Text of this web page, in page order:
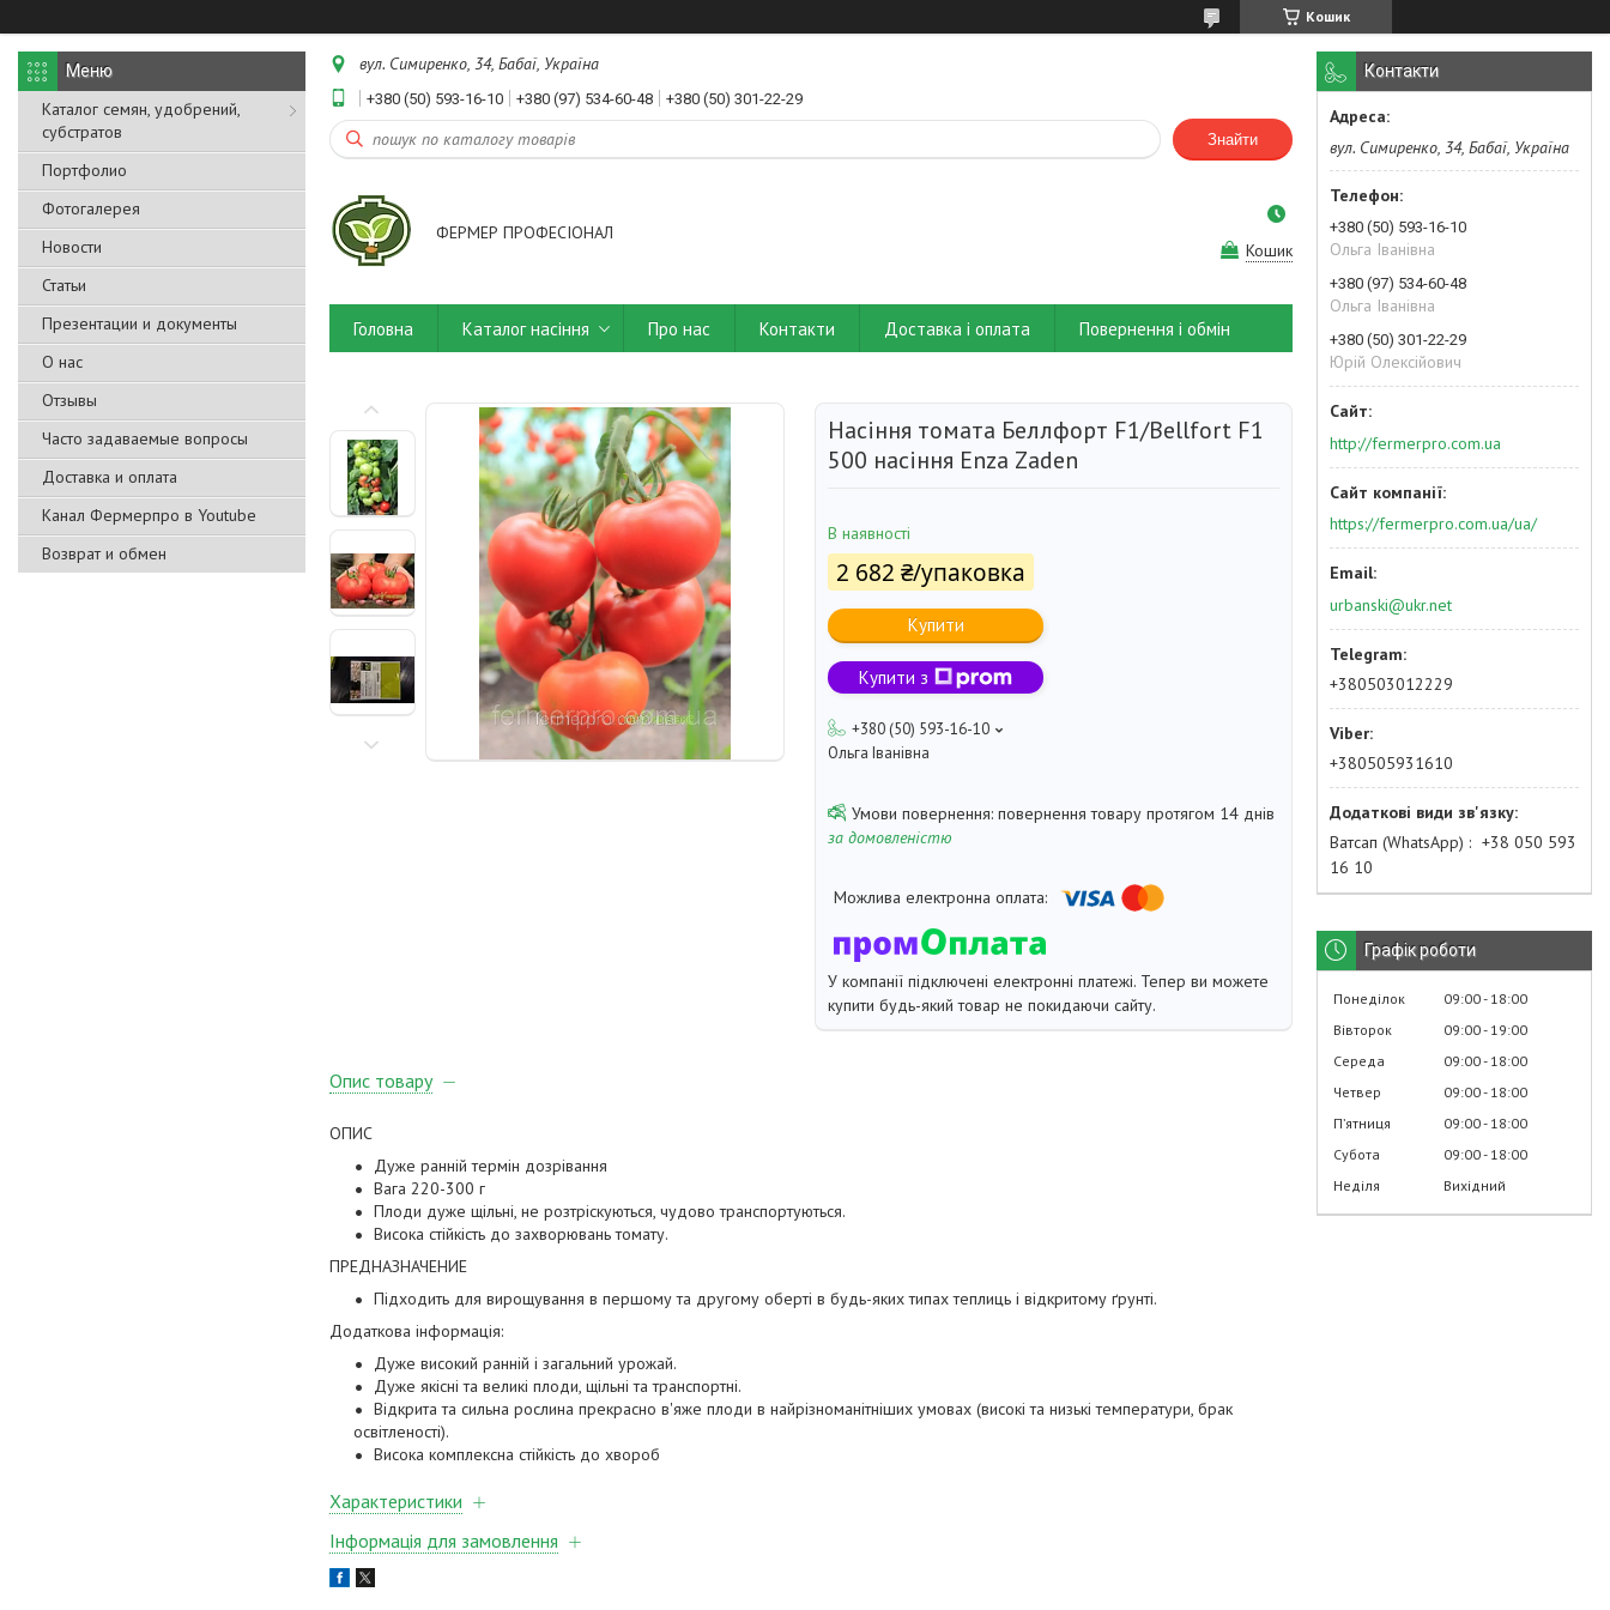
Кошик
Каталог семян, удобрений,
субстратов
Портфолио
Фотогалерея
Новости
Статьи
Презентации и документы
О нас
Отзывы
Часто задаваемые вопросы
Доставка и оплата
Канал Фермерпро в Youtube
Возврат и обмен
вул. Симиренко, 34, Бабаї, Україна
+380 (50) 593-16-10 +380 (97) 534-60-48 +380 (50) 301-22-29
Знайти
ФЕРМЕР ПРОФЕСІОНАЛ
Кошик
Головна Каталог насіння Про нас Контакти Доставка і оплата Повернення і обмін
Насіння томата Беллфорт F1/Bellfort F1
500 насіння Enza Zaden
В наявності
2 682 ₴/упаковка
Купити
Купити з
+380 (50) 593-16-10
Ольга Іванівна
повернення товару протягом 14 днів
за домовленістю
У компанії підключені електронні платежі. Тепер ви можете
купити будь-який товар не покидаючи сайту.
Опис товару
ОПИС
Дуже ранній термін дозрівання
Вага 220-300 г
Плоди дуже щільні, не розтріскуються, чудово транспортуються.
Висока стійкість до захворювань томату.
ПРЕДНАЗНАЧЕНИЕ
Підходить для вирощування в першому та другому оберті в будь-яких типах теплиць і відкритому ґрунті.
Додаткова інформація:
Дуже високий ранній і загальний урожай.
Дуже якісні та великі плоди, щільні та транспортні.
Відкрита та сильна рослина прекрасно в'яже плоди в найрізноманітніших умовах (високі та низькі температури, брак
освітленості).
Висока комплексна стійкість до хвороб
Характеристики
Інформація для замовлення
Контакти
вул. Симиренко, 34, Бабаї, Україна
+380 (50) 593-16-10
Ольга Іванівна
+380 (97) 534-60-48
Ольга Іванівна
+380 (50) 301-22-29
Юрій Олексійович
http://fermerpro.com.ua
https://fermerpro.com.ua/ua/
urbanski@ukr.net
+380503012229
+380505931610
Ватсап (WhatsApp)
+38 050 593
16 10
Графік роботи
Понеділок 09:00 18:00
Вівторок
09:00 19:00
Середа
09:00 18:00
Четвер
09:00 18:00
Пʼятниця
09:00 18:00
Субота
09:00 18:00
Неділя
Вихідний